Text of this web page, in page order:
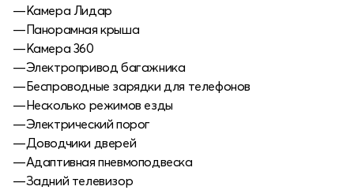
—Камера Лидар
—Панорамная крыша
—Камера 360
—Электропривод багажника
—Беспроводные зарядки для телефонов
—Несколько режимов езды
—Электрический порог
—Доводчики дверей
—Адаптивная пневмоподвеска
—Задний телевизор